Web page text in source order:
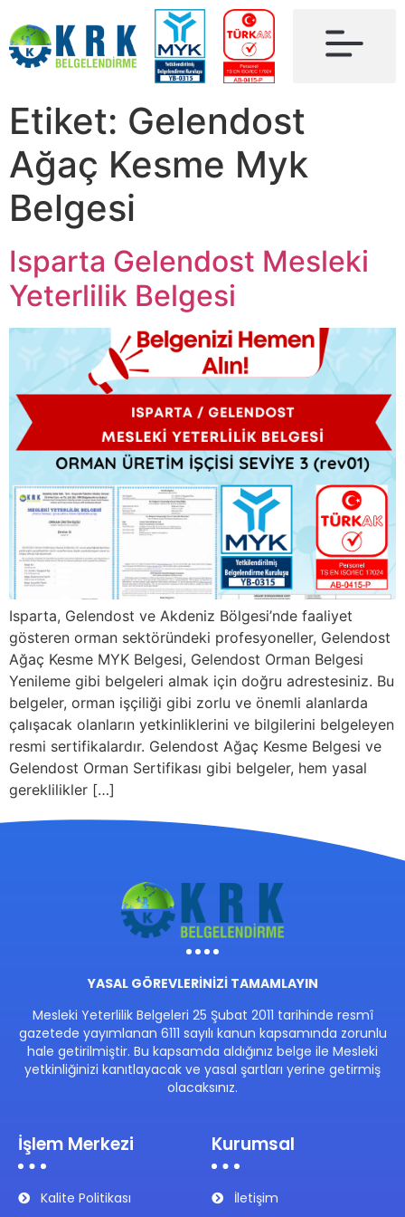
Etiket: Gelendost
Ağaç Kesme Myk
Belgesi
Isparta Gelendost Mesleki
Yeterlilik Belgesi
Isparta, Gelendost ve Akdeniz Bölgesi’nde faaliyet
gösteren orman sektöründeki profesyoneller, Gelendost
Ağaç Kesme MYK Belgesi, Gelendost Orman Belgesi
Yenileme gibi belgeleri almak için doğru adrestesiniz. Bu
belgeler, orman işçiliği gibi zorlu ve önemli alanlarda
çalışacak olanların yetkinliklerini ve bilgilerini belgeleyen
resmi sertifikalardır. Gelendost Ağaç Kesme Belgesi ve
Gelendost Orman Sertifikası gibi belgeler, hem yasal
gereklilikler […]
YASAL GÖREVLERİNİZİ TAMAMLAYIN
Mesleki Yeterlilik Belgeleri 25 Şubat 2011 tarihinde resmî
gazetede yayımlanan 6111 sayılı kanun kapsamında zorunlu
hale getirilmiştir. Bu kapsamda aldığınız belge ile Mesleki
yetkinliğinizi kanıtlayacak ve yasal şartları yerine getirmiş
olacaksınız.
İşlem Merkezi
Kalite Politikası
Kurumsal
İletişim